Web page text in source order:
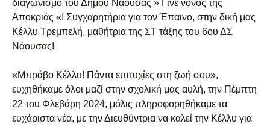
διαγωνισμό του Δήμου Νάουσας » Γίνε νονός της
Αποκριάς «! Συγχαρητήρια για τον Έπαινο, στην δική μας
Κέλλυ Τρεμπελή, μαθήτρια της ΣΤ τάξης του 6ου ΔΣ
Νάουσας!
«Μπράβο Κέλλυ! Πάντα επιτυχίες στη ζωή σου»,
ευχηθήκαμε όλοι μαζί στην σχολική μας αυλή, την Πέμπτη
22 του Φλεβάρη 2024, μόλις πληροφορηθήκαμε τα
ευχάριστα νέα, με την Διευθύντρια να καλεί την Κέλλυ για